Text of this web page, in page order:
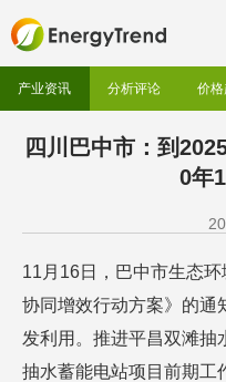
产业资讯 分析评论 价
四川巴中市：到
0年
11月16日，巴中市生态
协同增效行动方案》的通
发利用。推进平昌双滩抽
抽水蓄能电站项目前期工